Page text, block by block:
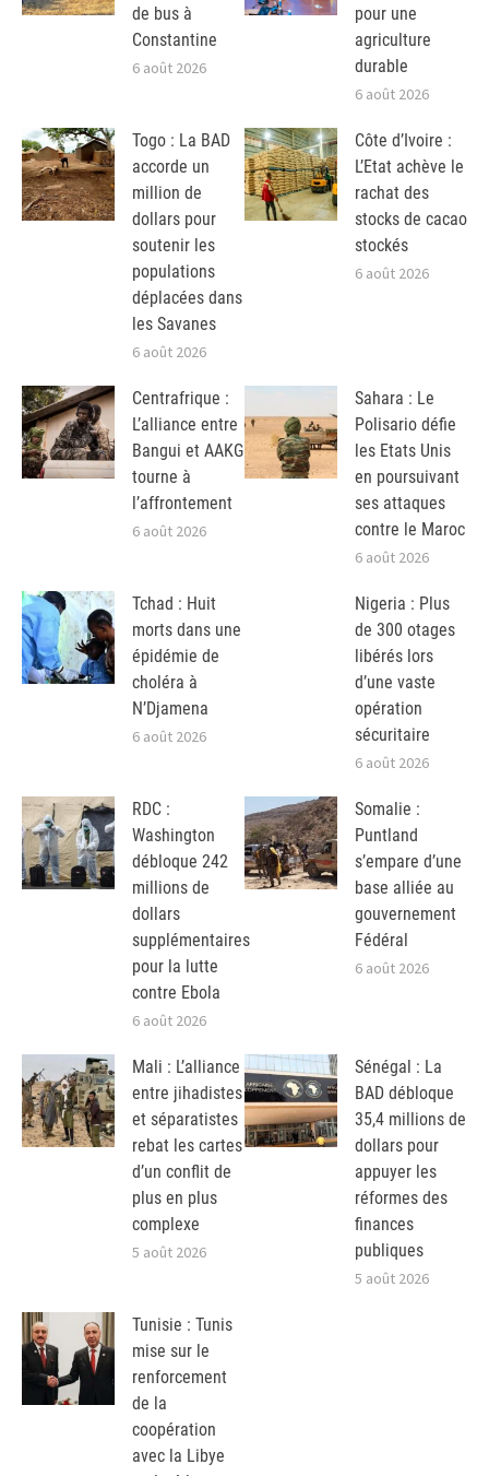
de bus à
Constantine
6 août 2026
pour une
agriculture
durable
6 août 2026
Togo : La BAD
accorde un
million de
dollars pour
soutenir les
populations
déplacées dans
les Savanes
6 août 2026
Côte d’Ivoire :
L’Etat achève le
rachat des
stocks de cacao
stockés
6 août 2026
Centrafrique :
L’alliance entre
Bangui et AAKG
tourne à
l’affrontement
6 août 2026
Sahara : Le
Polisario défie
les Etats Unis
en poursuivant
ses attaques
contre le Maroc
6 août 2026
Tchad : Huit
morts dans une
épidémie de
choléra à
N’Djamena
6 août 2026
Nigeria : Plus
de 300 otages
libérés lors
d’une vaste
opération
sécuritaire
6 août 2026
RDC :
Washington
débloque 242
millions de
dollars
supplémentaires
pour la lutte
contre Ebola
6 août 2026
Somalie :
Puntland
s’empare d’une
base alliée au
gouvernement
Fédéral
6 août 2026
Mali : L’alliance
entre jihadistes
et séparatistes
rebat les cartes
d’un conflit de
plus en plus
complexe
5 août 2026
Sénégal : La
BAD débloque
35,4 millions de
dollars pour
appuyer les
réformes des
finances
publiques
5 août 2026
Tunisie : Tunis
mise sur le
renforcement
de la
coopération
avec la Libye